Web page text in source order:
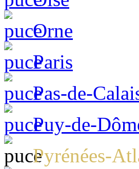
Orne
Paris
Pas-de-
Puy-de-
Pyrénées-